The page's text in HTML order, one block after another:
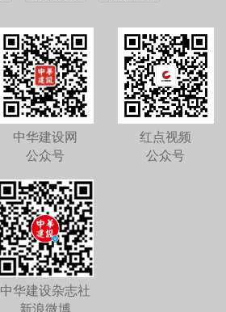
中华建设网
公众号
红点视频
公众号
中华建设杂志社
新浪微博